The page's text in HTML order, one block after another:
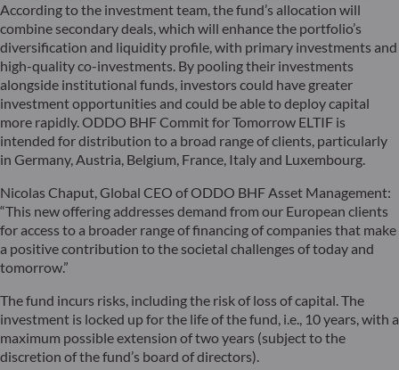
According to the investment team, the fund’s allocation will
combine secondary deals, which will enhance the portfolio’s
diversification and liquidity profile, with primary investments and
high-quality co-investments. By pooling their investments
alongside institutional funds, investors could have greater
investment opportunities and could be able to deploy capital
more rapidly. ODDO BHF Commit for Tomorrow ELTIF is
intended for distribution to a broad range of clients, particularly
in Germany, Austria, Belgium, France, Italy and Luxembourg.
Nicolas Chaput, Global CEO of ODDO BHF Asset Management:
“This new offering addresses demand from our European clients
for access to a broader range of financing of companies that make
a positive contribution to the societal challenges of today and
tomorrow.”
The fund incurs risks, including the risk of loss of capital. The
investment is locked up for the life of the fund, i.e., 10 years, with a
maximum possible extension of two years (subject to the
discretion of the fund’s board of directors).